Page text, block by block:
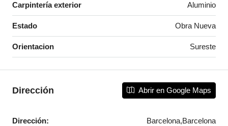
Carpintería exterior Aluminio
Estado Obra Nueva
Orientacion Sureste
Dirección Abrir en Google Maps
Dirección: Barcelona,Barcelona